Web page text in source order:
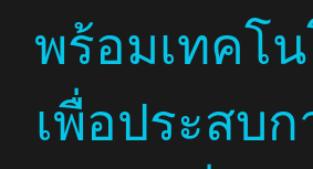
พร้อมเทคโ
เพื่อประสบ